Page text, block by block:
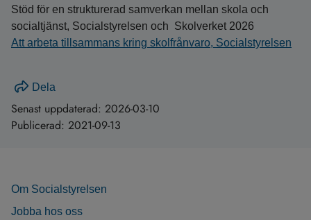
Stöd för en strukturerad samverkan mellan skola och
socialtjänst, Socialstyrelsen och Skolverket 2026
Att arbeta tillsammans kring skolfrånvaro, Socialstyrelsen
Dela
Senast uppdaterad: 2026-03-10
Publicerad: 2021-09-13
Om Socialstyrelsen
Jobba hos oss